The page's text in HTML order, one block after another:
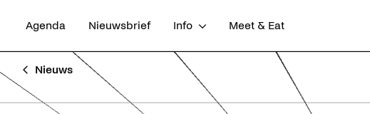
Agenda Nieuwsbrief Info Meet & Eat
Nieuws